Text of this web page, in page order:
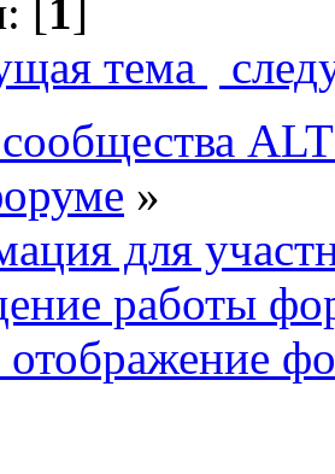
[ 1
тема
»
для
работы